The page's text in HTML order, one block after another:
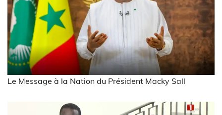
Le Message à la Nation du Président Macky Sall